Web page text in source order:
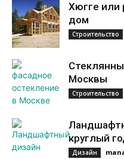
Хюгге или
дом
Строительство
Москвы
Строительство
круглый
Дизайн